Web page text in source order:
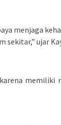
menjaga
sekitar,” ujar